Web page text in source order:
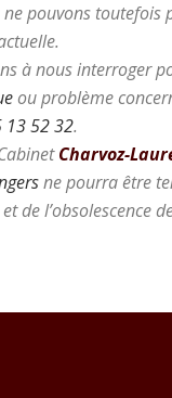
pouvons toutefois
à nous interroger
ou problème
13 52 32.
Charvoz-
ne pourra être
de l’obsolescence